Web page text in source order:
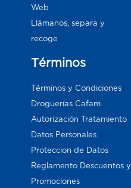
Web
Llámanos, separa y
recoge
Términos
Términos y Condiciones
Droguerías Cafam
Autorización Tratamiento
Datos Personales
Proteccion de Datos
Reglamento Descuentos y
Promociones